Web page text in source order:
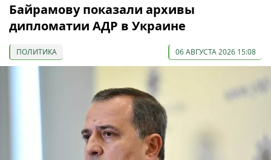
Байрамову показали архивы
дипломатии АДР в Украине
ПОЛИТИКА 06 АВГУСТА 2026 15:08